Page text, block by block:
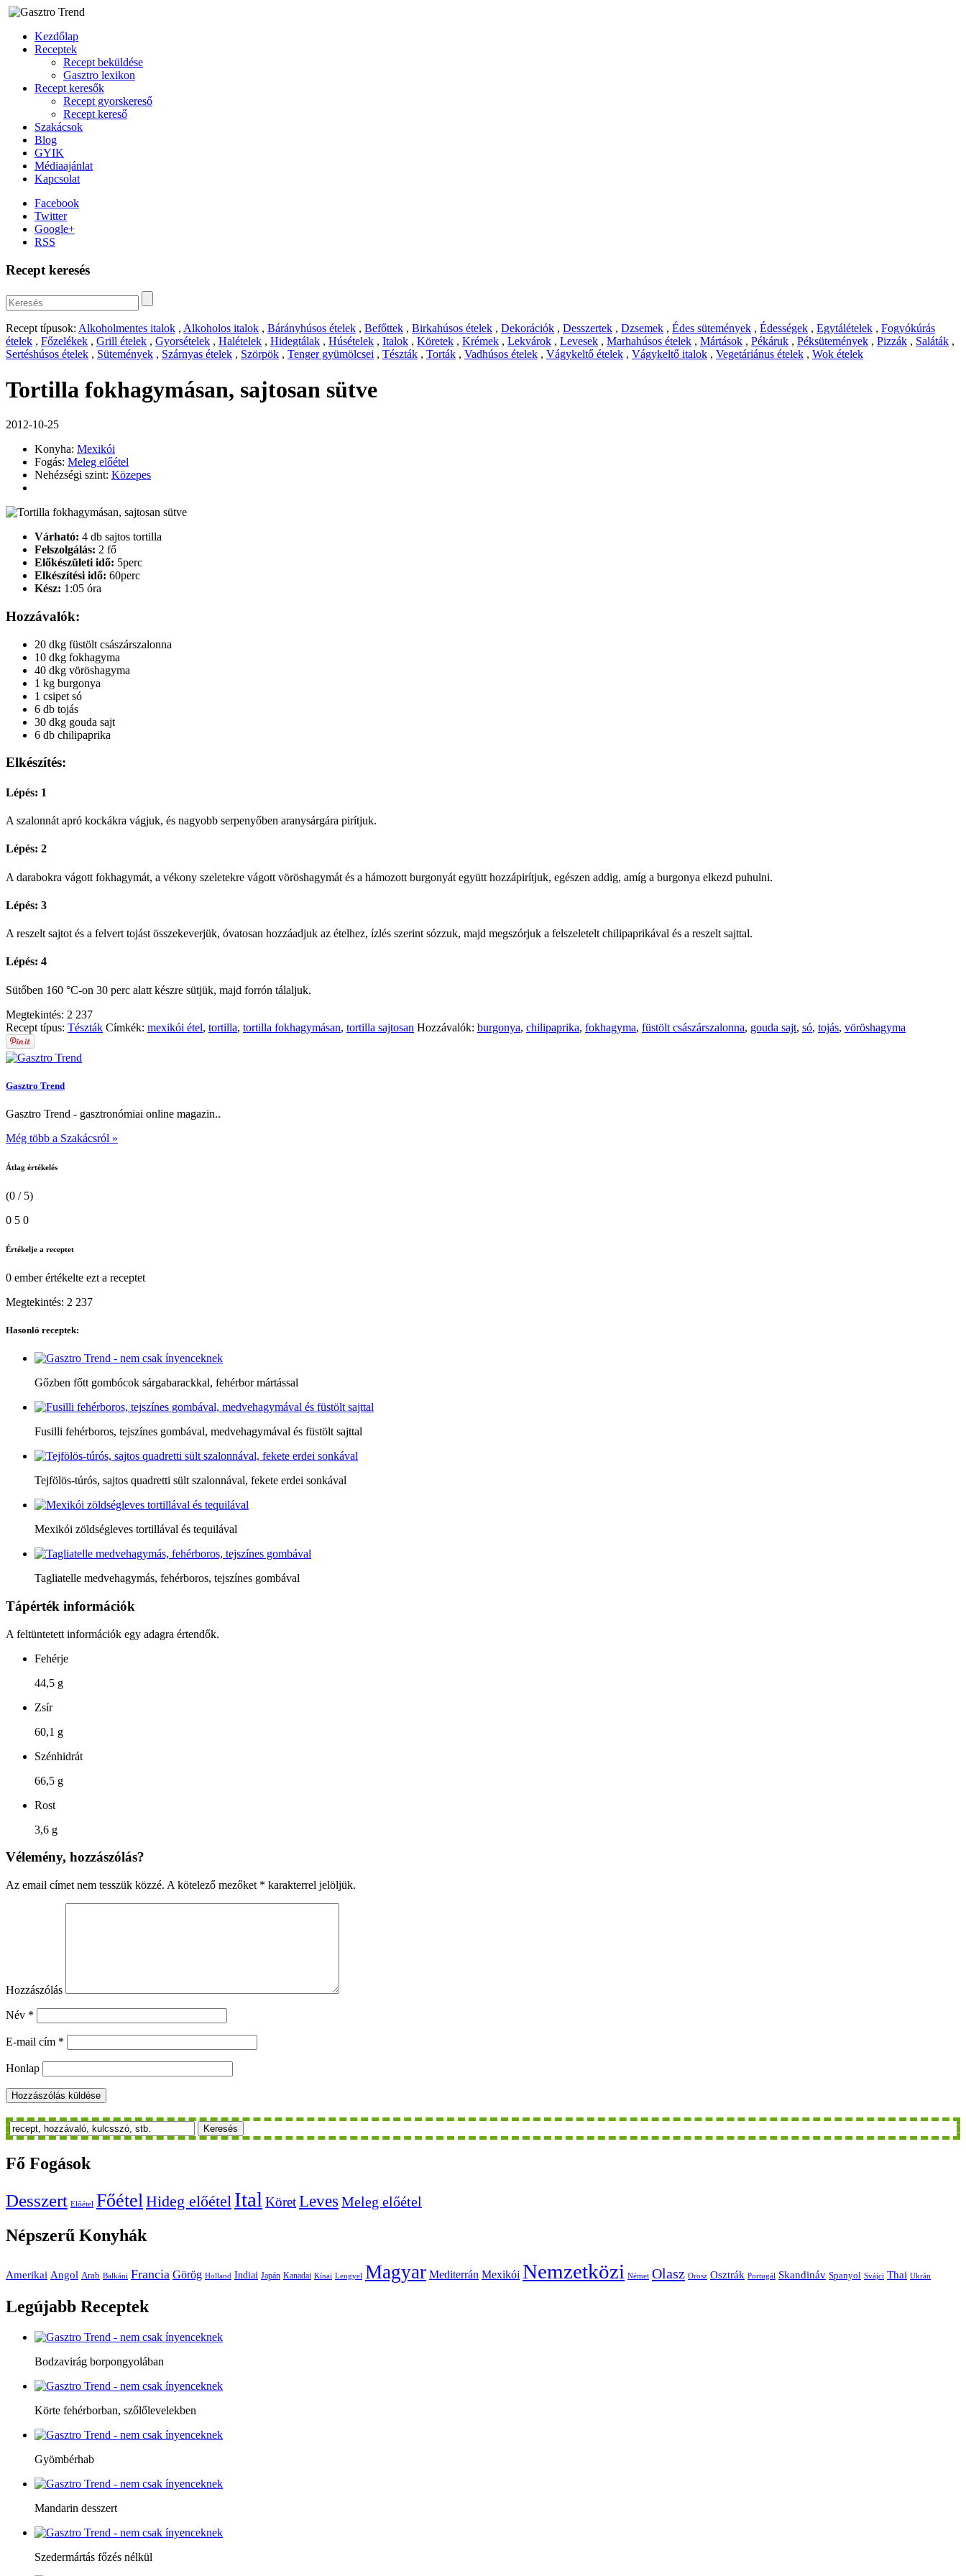
Kezdőlap
Receptek
Recept beküldése
Gasztro lexikon
Recept keresők
Recept gyorskereső
Recept kereső
Szakácsok
Blog
GYIK
Médiaajánlat
Kapcsolat
Facebook
Twitter
Google+
RSS
Recept keresés
Recept típusok: Alkoholmentes italok , Alkoholos italok , Bárányhúsos ételek , Befőttek , Birkahúsos ételek , Dekorációk , Desszertek , Dzsemek , Édes sütemények , Édességek , Egytálételek , Fogyókúrás
ételek , Főzelékek , Grill ételek , Gyorsételek , Halételek , Hidegtálak , Húsételek , Italok , Köretek , Krémek , Lekvárok , Levesek , Marhahúsos ételek , Mártások , Pékáruk , Péksütemények , Pizzák , Saláták ,
Sertéshúsos ételek , Sütemények , Szárnyas ételek , Szörpök , Tenger gyümölcsei , Tészták , Torták , Vadhúsos ételek , Vágykeltő ételek , Vágykeltő italok , Vegetáriánus ételek , Wok ételek
Tortilla fokhagymásan, sajtosan sütve
2012-10-25
Konyha: Mexikói
Fogás: Meleg előétel
Nehézségi szint: Közepes
Várható: 4 db sajtos tortilla
Felszolgálás: 2 fő
Előkészületi idő: 5perc
Elkészítési idő: 60perc
Kész: 1:05 óra
Hozzávalók:
20 dkg füstölt császárszalonna
10 dkg fokhagyma
40 dkg vöröshagyma
1 kg burgonya
1 csipet só
6 db tojás
30 dkg gouda sajt
6 db chilipaprika
Elkészítés:
Lépés: 1
A szalonnát apró kockákra vágjuk, és nagyobb serpenyőben aranysárgára pirítjuk.
Lépés: 2
A darabokra vágott fokhagymát, a vékony szeletekre vágott vöröshagymát és a hámozott burgonyát együtt hozzápirítjuk, egészen addig, amíg a burgonya elkezd puhulni.
Lépés: 3
A reszelt sajtot és a felvert tojást összekeverjük, óvatosan hozzáadjuk az ételhez, ízlés szerint sózzuk, majd megszórjuk a felszeletelt chilipaprikával és a reszelt sajttal.
Lépés: 4
Sütőben 160 °C-on 30 perc alatt készre sütjük, majd forrón tálaljuk.
Megtekintés: 2 237
Recept típus: Tészták Címkék: mexikói étel, tortilla, tortilla fokhagymásan, tortilla sajtosan Hozzávalók: burgonya, chilipaprika, fokhagyma, füstölt császárszalonna, gouda sajt, só, tojás, vöröshagyma
Gasztro Trend
Gasztro Trend - gasztronómiai online magazin..
Még több a Szakácsról »
Átlag értékelés
(0 / 5)
0 5 0
Értékelje a receptet
0 emberértékelte ezt a receptet
Megtekintés: 2 237
Hasonló receptek:
Gőzben főtt gombócok sárgabarackkal, fehérbor mártással
Fusilli fehérboros, tejszínes gombával, medvehagymával és füstölt sajttal
Tejfölös-túrós, sajtos quadretti sült szalonnával, fekete erdei sonkával
Mexikói zöldségleves tortillával és tequilával
Tagliatelle medvehagymás, fehérboros, tejszínes gombával
Tápérték információk
A feltüntetett információk egy adagra értendők.
Fehérje
44,5 g
Zsír
60,1 g
Szénhidrát
66,5 g
Rost
3,6 g
Vélemény, hozzászólás?
Az email címet nem tesszük közzé. A kötelező mezőket * karakterrel jelöljük.
Hozzászólás
Név *
E-mail cím *
Honlap
Keresés
Fő Fogások
Desszert Előétel Főétel Hideg előétel Ital KöretLeves Meleg előétel
Népszerű Konyhák
Amerikai Angol Arab Balkáni Francia Görög Holland Indiai Japán Kanadai Kínai Lengyel Magyar Mediterrán Mexikói Nemzetközi Német Olasz Orosz Osztrák Portugál Skandináv Spanyol Svájci Thai Ukrán
Legújabb Receptek
Bodzavirág borpongyolában
Körte fehérborban, szőlőlevelekben
Gyömbérhab
Mandarin desszert
Szedermártás főzés nélkül